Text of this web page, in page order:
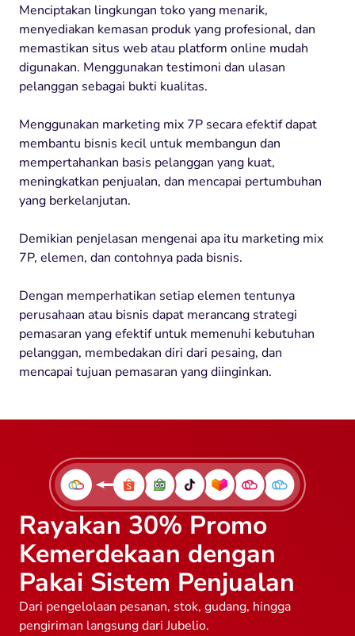
Menciptakan lingkungan toko yang menarik,
menyediakan kemasan produk yang profesional, dan
memastikan situs web atau platform online mudah
digunakan. Menggunakan testimoni dan ulasan
pelanggan sebagai bukti kualitas.
Menggunakan marketing mix 7P secara efektif dapat
membantu bisnis kecil untuk membangun dan
mempertahankan basis pelanggan yang kuat,
meningkatkan penjualan, dan mencapai pertumbuhan
yang berkelanjutan.
Demikian penjelasan mengenai apa itu marketing mix
7P, elemen, dan contohnya pada bisnis.
Dengan memperhatikan setiap elemen tentunya
perusahaan atau bisnis dapat merancang strategi
pemasaran yang efektif untuk memenuhi kebutuhan
pelanggan, membedakan diri dari pesaing, dan
mencapai tujuan pemasaran yang diinginkan.
Rayakan 30% Promo
Kemerdekaan dengan
Pakai Sistem Penjualan
Dari pengelolaan pesanan, stok, gudang, hingga
pengiriman langsung dari Jubelio.